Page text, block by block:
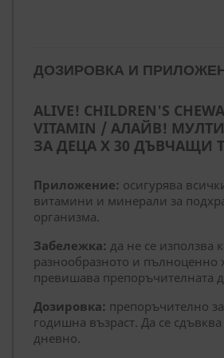
ДОЗИРОВКА И
ALIVE! CHILDREN'S
VITAMIN / АЛАЙВ!
ЗА ДЕЦА X 30 ДЪВЧАЩИ
Приложение: осигурява
витамини и минерали за
организма.
Забележка: да не се използва
разнообразното и пълноценно
превишава препоръчителната
Дозировка: препоръчително
годишна възраст. Да се сдъвква
дневно.